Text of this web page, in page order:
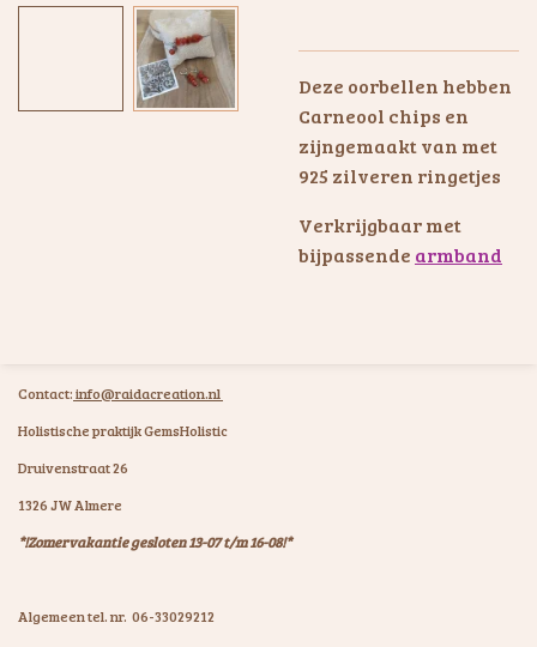
Deze oorbellen hebben
Carneool chips en
zijngemaakt van met
925 zilveren ringetjes
Verkrijgbaar met
bijpassende armband
Contact:info@raidacreation.nl
Holistische praktijk GemsHolistic
Druivenstraat 26
1326 JW Almere
*!Zomervakantie gesloten 13-07 t/m 16-08!*
Algemeen tel. nr. 06-33029212